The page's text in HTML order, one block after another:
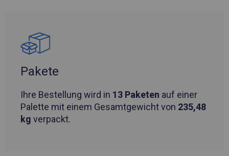
Pakete
Ihre Bestellung wird in 13 Paketen auf einer
Palette mit einem Gesamtgewicht von 235,48
kg verpackt.